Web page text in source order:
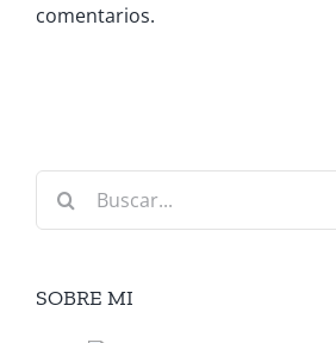
comentarios.
Buscar:
SOBRE MI